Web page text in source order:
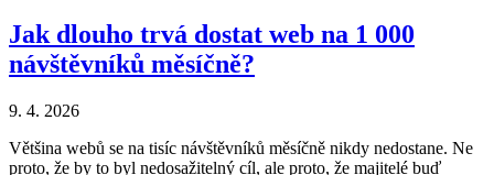
Jak dlouho trvá dostat web na 1 000
návštěvníků měsíčně?
9. 4. 2026
Většina webů se na tisíc návštěvníků měsíčně nikdy nedostane. Ne
proto, že by to byl nedosažitelný cíl, ale proto, že majitelé buď